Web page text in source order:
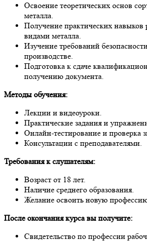
Освоение теоретических основ
металла.
Получение практических
видами металла.
Изучение требований
производстве.
Подготовка к сдаче
получению документа.
Методы обучения:
Лекции и видеоуроки.
Практические задания и
Онлайн-тестирование и проверка
Консультации с преподавателями.
Требования к слушателям:
Возраст от 18 лет.
Наличие среднего образования.
Желание освоить новую
После окончания курса вы получите:
Свидетельство по профессии